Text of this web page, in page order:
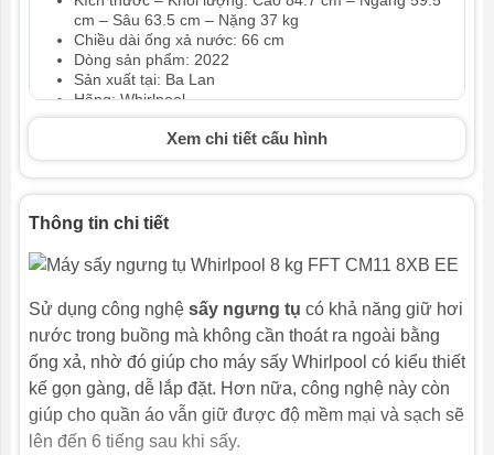
cm – Sâu 63.5 cm – Nặng 37 kg
Chiều dài ống xả nước: 66 cm
Dòng sản phẩm: 2022
Sản xuất tại: Ba Lan
Hãng: Whirlpool
Xem chi tiết cấu hình
Thông tin chi tiết
Sử dụng công nghệ sấy ngưng tụ có khả năng giữ hơi
nước trong buồng mà không cần thoát ra ngoài bằng
ống xả, nhờ đó giúp cho máy sấy Whirlpool có kiểu thiết
kế gọn gàng, dễ lắp đặt. Hơn nữa, công nghệ này còn
giúp cho quần áo vẫn giữ được độ mềm mại và sạch sẽ
lên đến 6 tiếng sau khi sấy.